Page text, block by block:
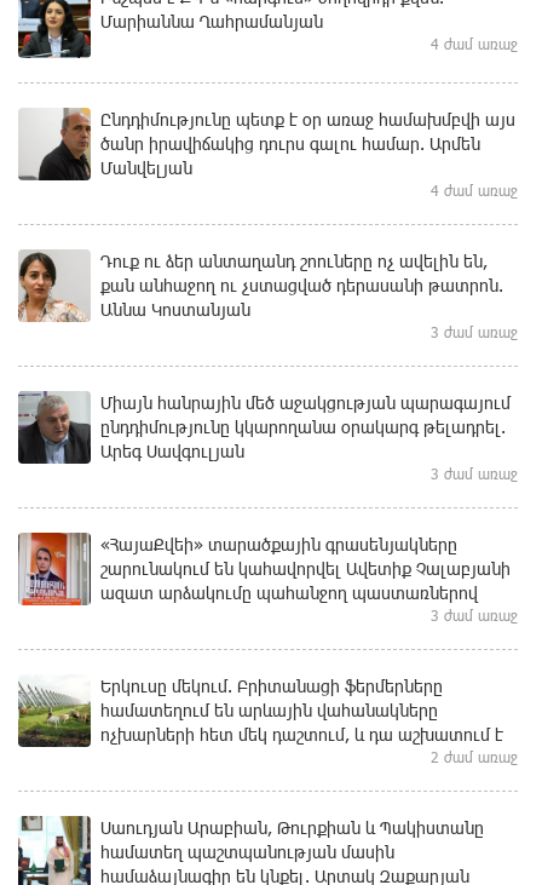
Մարիաննա Ղահրամանյան
4 ժամ առաջ
Ընդդիմությունը պետք է օր առաջ համախմբվի այս
ծանր իրավիճակից դուրս գալու համար. Արմեն
Մանվելյան
4 ժամ առաջ
Դուք ու ձեր անտաղանդ շոուները ոչ ավելին են,
քան անհաջող ու չստացված դերասանի թատրոն.
Աննա Կոստանյան
3 ժամ առաջ
Միայն հանրային մեծ աջակցության պարագայում
ընդդիմությունը կկարողանա օրակարգ թելադրել.
Արեգ Սավգուլյան
3 ժամ առաջ
«ՀայաՔվեի» տարածքային գրասենյակները
շարունակում են կահավորվել Ավետիք Չալաբյանի
ազատ արձակումը պահանջող պաստառներով
3 ժամ առաջ
Երկուսը մեկում. Բրիտանացի ֆերմերները
համատեղում են արևային վահանակները
ոչխարների հետ մեկ դաշտում, և դա աշխատում է
2 ժամ առաջ
Սաուդյան Արաբիան, Թուրքիան և Պակիստանը
համատեղ պաշտպանության մասին
համաձայնագիր են կնքել. Արտակ Զաքարյան